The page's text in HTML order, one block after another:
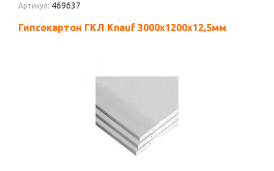
Артикул: 469637
Гипсокартон ГКЛ Knauf 3000х1200х12,5мм